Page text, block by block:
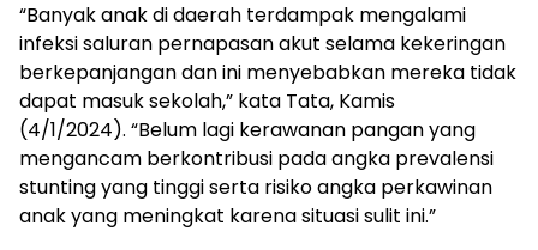
“Banyak anak di daerah terdampak mengalami
infeksi saluran pernapasan akut selama kekeringan
berkepanjangan dan ini menyebabkan mereka tidak
dapat masuk sekolah,” kata Tata, Kamis
(4/1/2024). “Belum lagi kerawanan pangan yang
mengancam berkontribusi pada angka prevalensi
stunting yang tinggi serta risiko angka perkawinan
anak yang meningkat karena situasi sulit ini.”